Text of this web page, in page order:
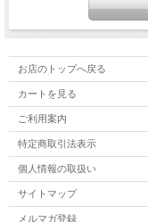
お店のトップへ戻る
カートを見る
ご利用案内
特定商取引法表示
個人情報の取扱い
サイトマップ
メルマガ登録